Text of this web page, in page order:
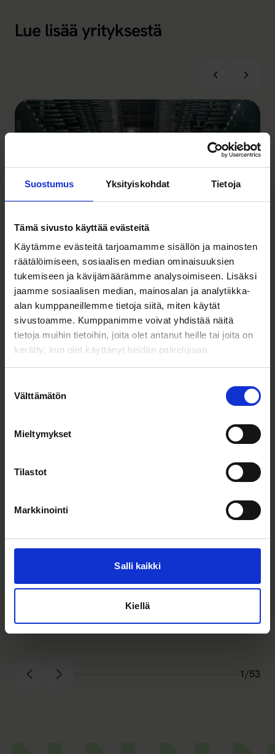
Suostumus Yksityiskohdat Tietoja
Tämä sivusto käyttää evästeitä
Käytämme evästeitä tarjoamamme sisällön ja mainosten
räätälöimiseen, sosiaalisen median ominaisuuksien
tukemiseen ja kävijämäärämme analysoimiseen. Lisäksi
jaamme sosiaalisen median, mainosalan ja analytiikka-
alan kumppaneillemme tietoja siitä, miten käytät
sivustoamme. Kumppanimme voivat yhdistää näitä
tietoja muihin tietoihin, joita olet antanut heille tai joita on
kerätty, kun olet käyttänyt heidän palvelujaan.
valinta
Välttämätön
Mieltymykset
Tilastot
Markkinointi
Salli kaikki
Kiellä
Lue lisää yrityksestä
Rahoituskierrokset 09.04.2025
Digitaalinen kaksonen mullistaa
teollisuuden materiaalivirtoja – Pesmelin
strategiauudistus johtanut
ennätyskauppoihin
Tutustu muihin yrityksiin
1/53